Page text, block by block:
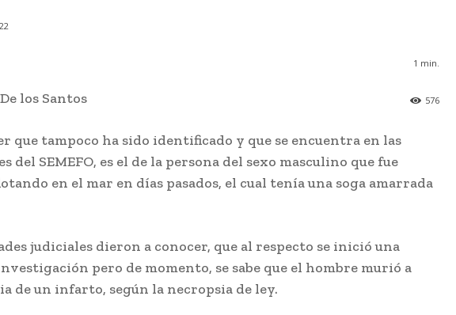
1 min.
576
los Santos
que tampoco ha sido identificado y que se encuentra en las
del SEMEFO, es el de la persona del sexo masculino que fue
en el mar en días pasados, el cual tenía una soga amarrada
judiciales dieron a conocer, que al respecto se inició una
pero de momento, se sabe que el hombre murió a
de un infarto, según la necropsia de ley.